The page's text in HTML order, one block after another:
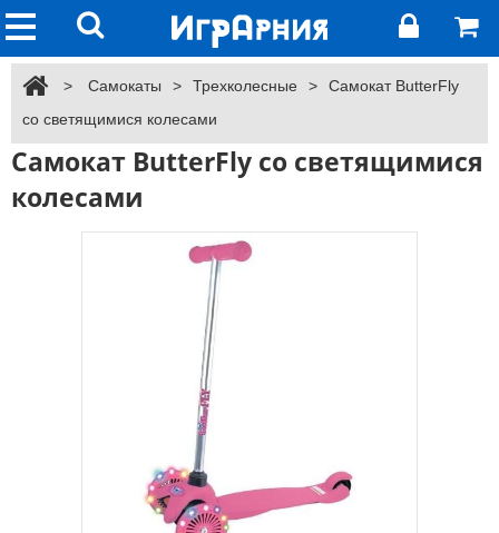
> Самокаты > Трехколесные >
Самокат ButterFly
со светящимися колесами
Самокат ButterFly со светящимися
колесами